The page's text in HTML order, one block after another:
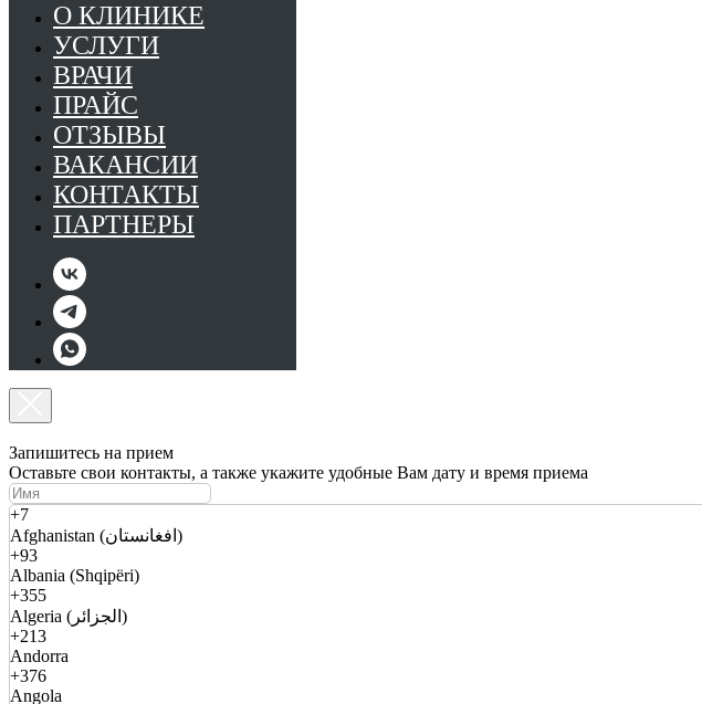
О КЛИНИКЕ
УСЛУГИ
ВРАЧИ
ПРАЙС
ОТЗЫВЫ
ВАКАНСИИ
КОНТАКТЫ
ПАРТНЕРЫ
Запишитесь на прием
Оставьте свои контакты, а также укажите удобные Вам дату и время приема
+7
Afghanistan (افغانستان)
+93
Albania (Shqipëri)
+355
Algeria (الجزائر)
+213
Andorra
+376
Angola